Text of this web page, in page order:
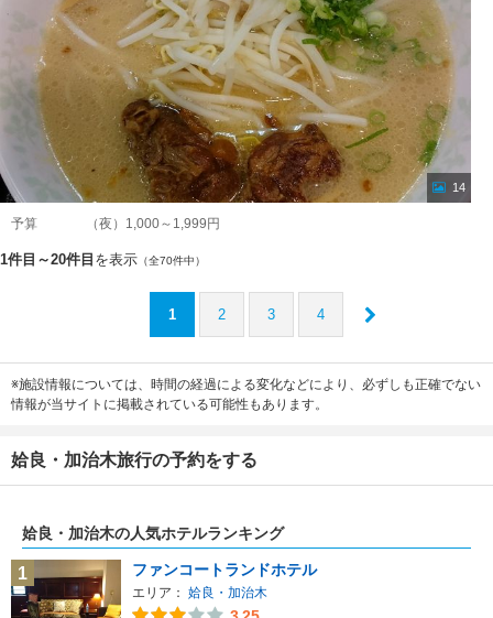
14
予算 （夜）1,000～1,999円
1件目～20件目 を表示 （全70件中）
1 2 3 4
※施設情報については、時間の経過による変化などにより、必ずしも正確でない
情報が当サイトに掲載されている可能性もあります。
姶良・加治木旅行の予約をする
姶良・加治木の人気ホテルランキング
1 ファンコートランドホテル
エリア： 姶良・加治木